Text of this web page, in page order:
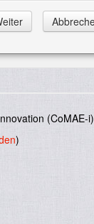
(CoMAE-i)
)